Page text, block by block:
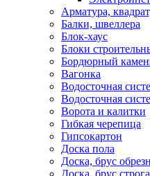
Арматура,
Балки, швеллера
Блок-хаус
Блоки
Бордюрный
Вагонка
Водосточная
Водосточная
Ворота и калитки
Гибкая черепица
Гипсокартон
Доска пола
Доска, брус
Доска, брус